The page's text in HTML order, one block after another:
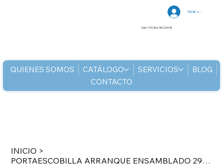
QUIENES SOMOS CATÁLOGO SERVICIOS
BLOG
CONTACTO
Iniciar sesión
Cel: (+57) 302 3022448
INICIO >
PORTAESCOBILLA ARRANQUE ENSAMBLADO 29MT 24V